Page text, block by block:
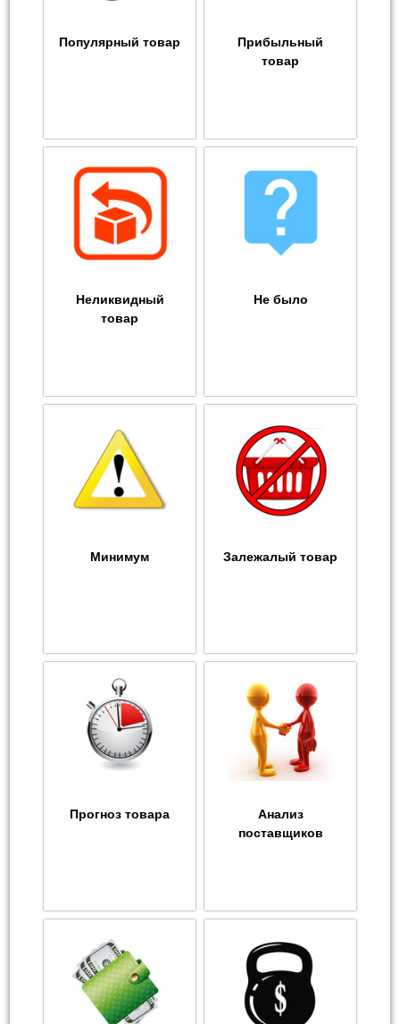
Популярный товар
Прибыльный
товар
Неликвидный
товар
Не было
Минимум Залежалый товар
Прогноз товара
Анализ
поставщиков